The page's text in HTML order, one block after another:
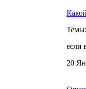
Темы:
если
20